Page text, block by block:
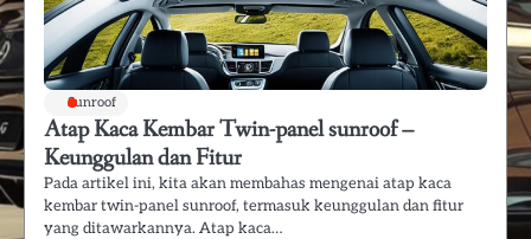
Sunroof
Atap Kaca Kembar Twin-panel sunroof –
Keunggulan dan Fitur
Pada artikel ini, kita akan membahas mengenai atap kaca
kembar twin-panel sunroof, termasuk keunggulan dan fitur
yang ditawarkannya. Atap kaca…